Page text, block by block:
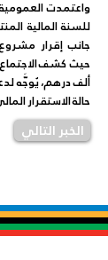
حالة الاستقرار
الخبر التالي